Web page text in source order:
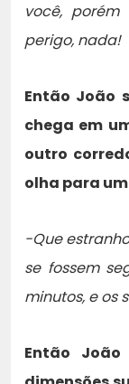
você,
perigo, nada!
Então João
chega em
outro
olha para
-Que
se fossem
minutos, e os
Então